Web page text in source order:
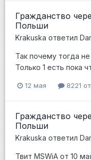
Гражданство
Польши
Krakuska ответил
Так почему тогда
Только 1 есть пока
12 мая 8221
Гражданство
Польши
Krakuska ответил
Твит MSWiA от 10